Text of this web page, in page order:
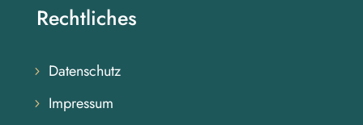
Rechtliches
Datenschutz
Impressum